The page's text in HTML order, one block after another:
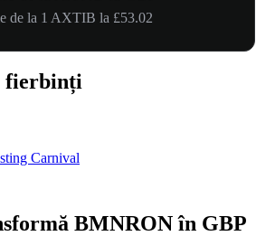
de la 1 AXTIB la £53.02
fierbinți
Carnival
BMNRON în GBP